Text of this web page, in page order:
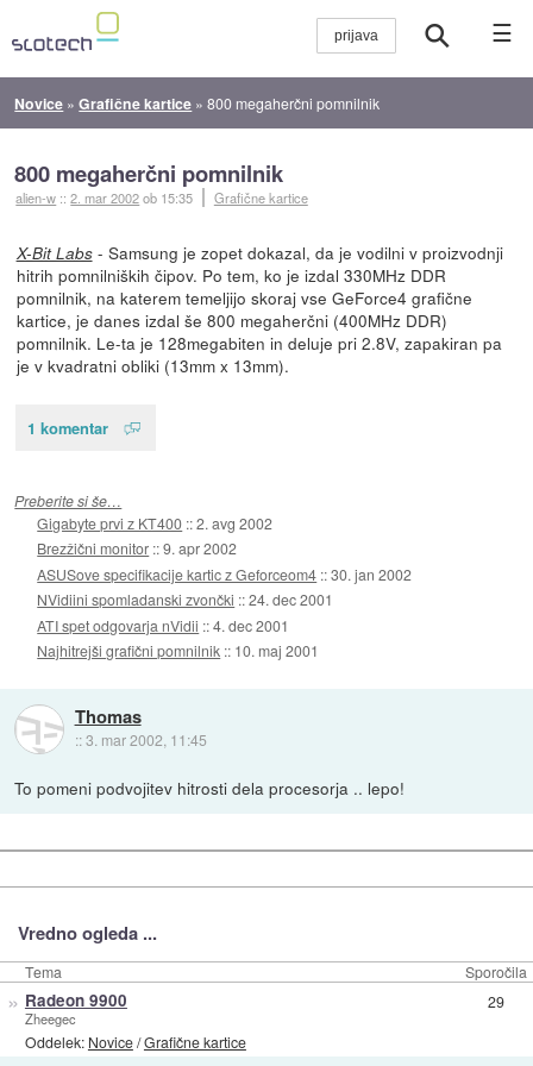
☰
Novice »Grafične kartice »800 megaherčni pomnilnik
800 megaherčni pomnilnik
alien-w ::2. mar 2002ob 15:35 Grafične kartice
X-Bit Labs- Samsung je zopet dokazal, da je vodilni v proizvodnji
hitrih pomnilniških čipov. Po tem, ko je izdal 330MHz DDR
pomnilnik, na katerem temeljijo skoraj vse GeForce4 grafične
kartice, je danes izdal še 800 megaherčni (400MHz DDR)
pomnilnik. Le-ta je 128megabiten in deluje pri 2.8V, zapakiran pa
je v kvadratni obliki (13mm x 13mm).
1 komentar
Preberite si še…
Gigabyte prvi z KT400 ::2. avg 2002
Brezžični monitor ::9. apr 2002
ASUSove specifikacije kartic z Geforceom4 ::30. jan 2002
NVidiini spomladanski zvončki ::24. dec 2001
ATI spet odgovarja nVidii ::4. dec 2001
Najhitrejši grafični pomnilnik :: 10. maj 2001
Thomas
::3. mar 2002, 11:45
To pomeni podvojitev hitrosti dela procesorja .. lepo!
Vredno ogleda ...
Tema Sporočila
» Radeon 9900
Zheegec
Oddelek: Novice/Grafične kartice
29